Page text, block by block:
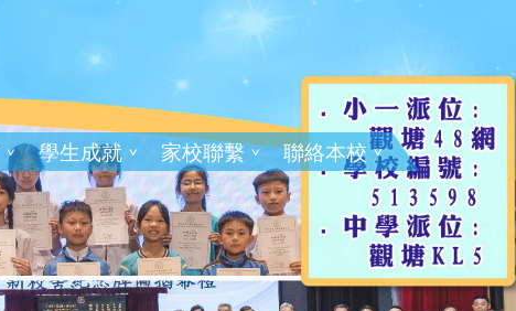
學生成就 家校聯繫 聯絡本校